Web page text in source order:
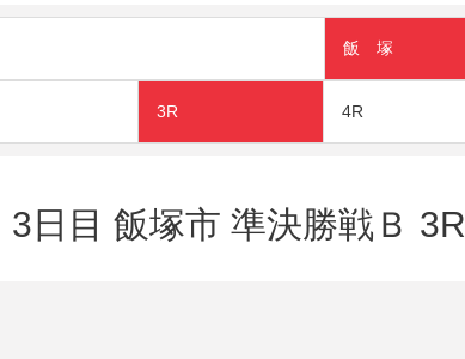
飯 塚
3R 4R
目 飯塚市 準決勝戦Ｂ 3R